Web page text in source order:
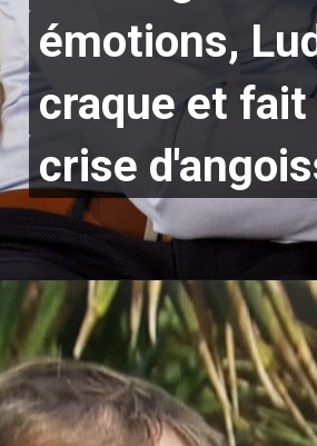
émotions,
craque et fait
crise
émotions,
craque et fait
crise